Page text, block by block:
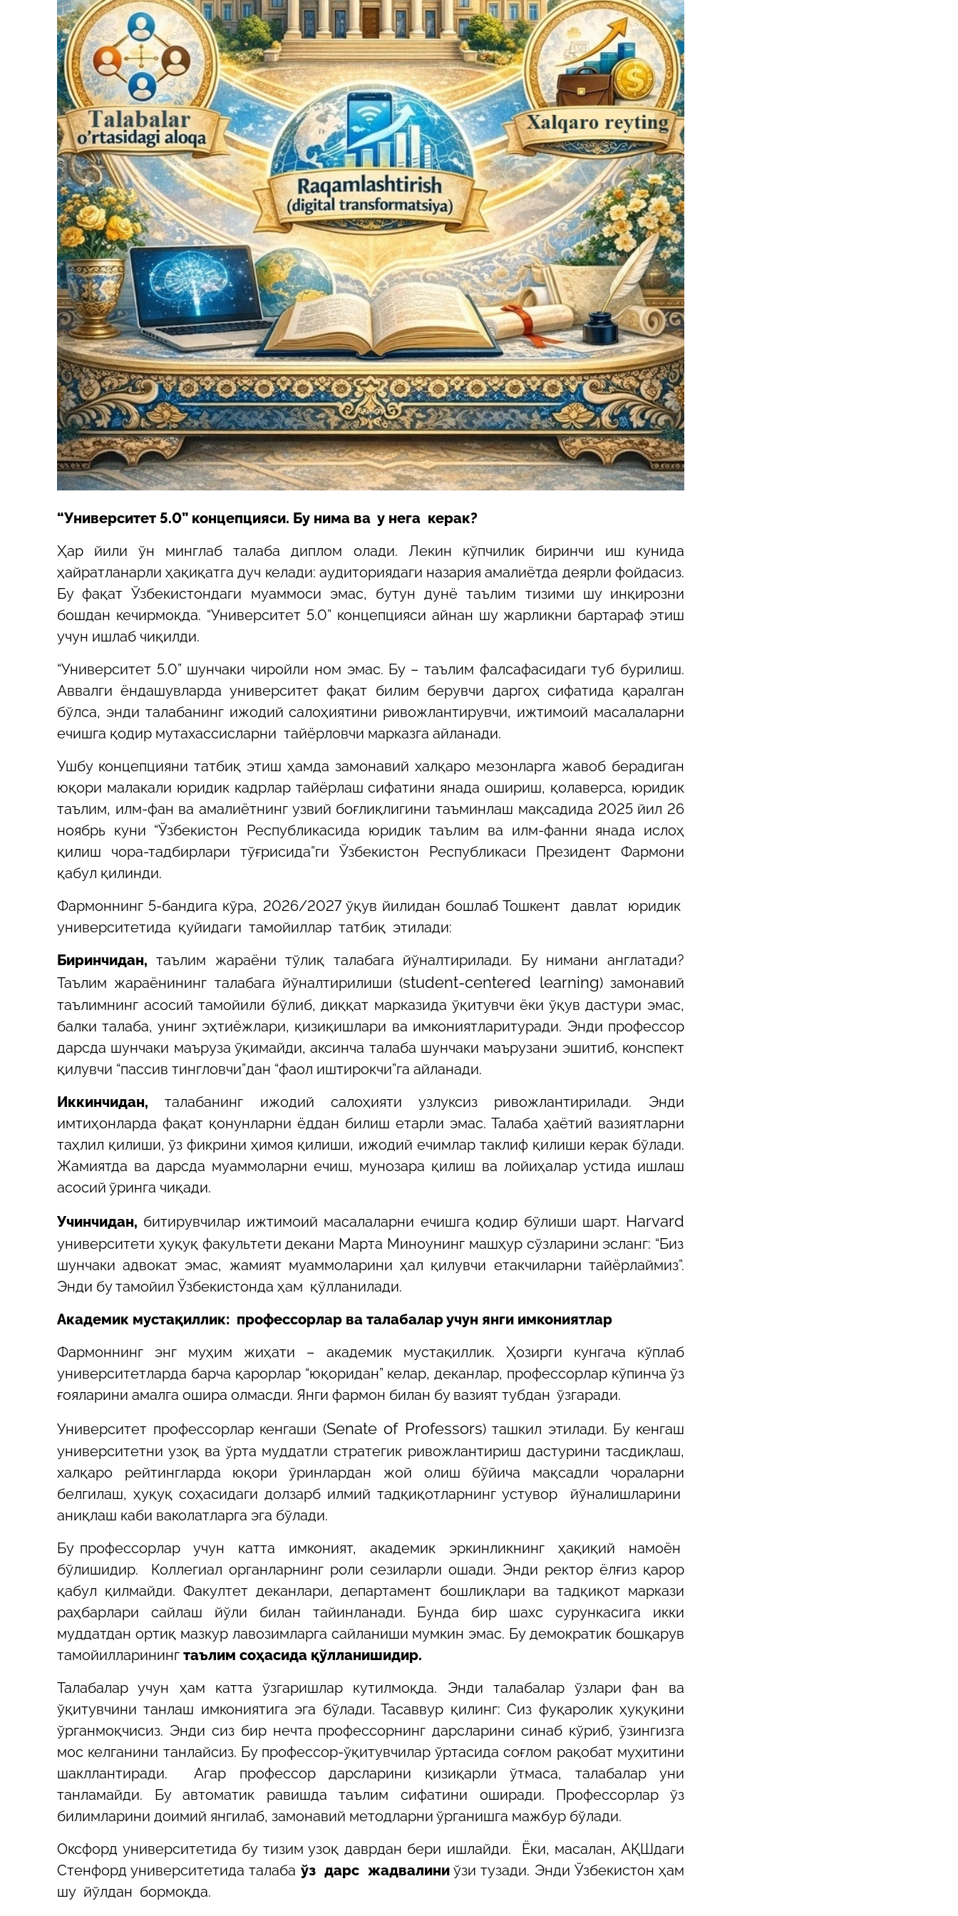
“Университет 5.0” концепцияси. Бу нима ва у нега керак?
Ҳар йили ўн минглаб талаба диплом олади. Лекин кўпчилик биринчи иш кунида
ҳайратланарли ҳақиқатга дуч келади: аудиториядаги назария амалиётда деярли фойдасиз.
Бу фақат Ўзбекистондаги муаммоси эмас, бутун дунё таълим тизими шу инқирозни
бошдан кечирмоқда. “Университет 5.0” концепцияси айнан шу жарликни бартараф этиш
учун ишлаб чиқилди.
“Университет 5.0” шунчаки чиройли ном эмас. Бу – таълим фалсафасидаги туб бурилиш.
Аввалги ёндашувларда университет фақат билим берувчи даргоҳ сифатида қаралган
бўлса, энди талабанинг ижодий салоҳиятини ривожлантирувчи, ижтимоий масалаларни
ечишга қодир мутахассисларни тайёрловчи марказга айланади.
Ушбу концепцияни татбиқ этиш ҳамда замонавий халқаро мезонларга жавоб берадиган
юқори малакали юридик кадрлар тайёрлаш сифатини янада ошириш, қолаверса, юридик
таълим, илм-фан ва амалиётнинг узвий боғлиқлигини таъминлаш мақсадида 2025 йил 26
ноябрь куни “Ўзбекистон Республикасида юридик таълим ва илм-фанни янада ислоҳ
қилиш чора-тадбирлари тўғрисида”ги Ўзбекистон Республикаси Президент Фармони
қабул қилинди.
Фармоннинг 5-бандига кўра, 2026/2027 ўқув йилидан бошлаб Тошкент давлат юридик
университетида қуйидаги тамойиллар татбиқ этилади:
Биринчидан, таълим жараёни тўлиқ талабага йўналтирилади. Бу нимани англатади?
Таълим жараёнининг талабага йўналтирилиши (student-centered learning) замонавий
таълимнинг асосий тамойили бўлиб, диққат марказида ўқитувчи ёки ўқув дастури эмас,
балки талаба, унинг эҳтиёжлари, қизиқишлари ва имкониятларитуради. Энди профессор
дарсда шунчаки маъруза ўқимайди, аксинча талаба шунчаки маърузани эшитиб, конспект
қилувчи “пассив тингловчи”дан “фаол иштирокчи”га айланади.
Иккинчидан, талабанинг ижодий салоҳияти узлуксиз ривожлантирилади. Энди
имтиҳонларда фақат қонунларни ёддан билиш етарли эмас. Талаба ҳаётий вазиятларни
таҳлил қилиши, ўз фикрини ҳимоя қилиши, ижодий ечимлар таклиф қилиши керак бўлади.
Жамиятда ва дарсда муаммоларни ечиш, мунозара қилиш ва лойиҳалар устида ишлаш
асосий ўринга чиқади.
Учинчидан, битирувчилар ижтимоий масалаларни ечишга қодир бўлиши шарт. Harvard
университети ҳуқуқ факультети декани Марта Миноунинг машҳур сўзларини эсланг: “Биз
шунчаки адвокат эмас, жамият муаммоларини ҳал қилувчи етакчиларни тайёрлаймиз”.
Энди бу тамойил Ўзбекистонда ҳам қўлланилади.
Академик мустақиллик: профессорлар ва талабалар учун янги имкониятлар
Фармоннинг энг муҳим жиҳати – академик мустақиллик. Ҳозирги кунгача кўплаб
университетларда барча қарорлар “юқоридан” келар, деканлар, профессорлар кўпинча ўз
ғояларини амалга ошира олмасди. Янги фармон билан бу вазият тубдан ўзгаради.
Университет профессорлар кенгаши (Senate of Professors) ташкил этилади. Бу кенгаш
университетни узоқ ва ўрта муддатли стратегик ривожлантириш дастурини тасдиқлаш,
халқаро рейтингларда юқори ўринлардан жой олиш бўйича мақсадли чораларни
белгилаш, ҳуқуқ соҳасидаги долзарб илмий тадқиқотларнинг устувор йўналишларини
аниқлаш каби ваколатларга эга бўлади.
Бу профессорлар учун катта имконият, академик эркинликнинг ҳақиқий намоён
бўлишидир. Коллегиал органларнинг роли сезиларли ошади. Энди ректор ёлғиз қарор
қабул қилмайди. Факултет деканлари, департамент бошлиқлари ва тадқиқот маркази
раҳбарлари сайлаш йўли билан тайинланади. Бунда бир шахс сурункасига икки
муддатдан ортиқ мазкур лавозимларга сайланиши мумкин эмас. Бу демократик бошқарув
тамойилларининг таълим соҳасида қўлланишидир.
Талабалар учун ҳам катта ўзгаришлар кутилмоқда. Энди талабалар ўзлари фан ва
ўқитувчини танлаш имкониятига эга бўлади. Тасаввур қилинг: Сиз фуқаролик ҳуқуқини
ўрганмоқчисиз. Энди сиз бир нечта профессорнинг дарсларини синаб кўриб, ўзингизга
мос келганини танлайсиз. Бу профессор-ўқитувчилар ўртасида соғлом рақобат муҳитини
шакллантиради. Агар профессор дарсларини қизиқарли ўтмаса, талабалар уни
танламайди. Бу автоматик равишда таълим сифатини оширади. Профессорлар ўз
билимларини доимий янгилаб, замонавий методларни ўрганишга мажбур бўлади.
Оксфорд университетида бу тизим узоқ даврдан бери ишлайди. Ёки, масалан, АҚШдаги
Стенфорд университетида талаба ўз дарс жадвалини ўзи тузади. Энди Ўзбекистон ҳам
шу йўлдан бормоқда.